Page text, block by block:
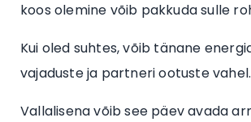
koos olemine võib pakkuda sulle
Kui oled suhtes, võib tänane
vajaduste ja partneri ootuste vahel.
Vallalisena võib see päev avada